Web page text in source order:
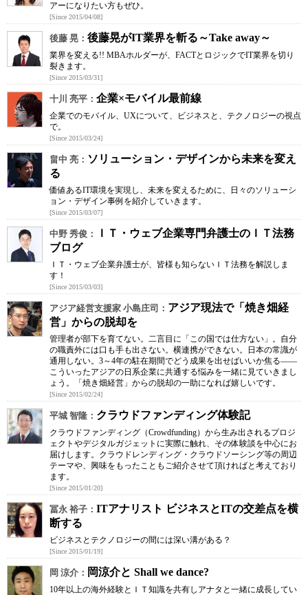
アーになりたい方もぜひ。
[Since 2015/04/08]
後藤 晃： 後藤晃がIT業界を斬る～Take away～
業界を変える!! MBAホルダーが、FACTとロジックでIT業界を切り
裂きます。
[Since 2015/03/31]
十川 亮平： 企業×モバイル最前線
企業でのモバイル、UXについて、ビジネスと、テクノロジーの視点
で。
[Since 2015/03/24]
畠中 亮： ソリューション・デザインから未来を変え
る
価値あるIT環境を実現し、未来を変えるために、日々のソリューシ
ョン・デザイン事例を紹介していきます。
[Since 2015/03/07]
中野 秀俊：
ＩＴ・ウェブ企業専門弁護士のＩＴ法務
ブログ
ＩＴ・ウェブ企業弁護士が、皆様も知らないＩＴ法務を解説しま
す！
[Since 2015/03/03]
アジア経営支援家 小島庄司： アジア現法で「焼き畑経
営」からの脱却を
管理者が部下を育てない。二言目に「この国では仕方ない」。自分
の職責外には口も手も出さない。横連携ができない。日本の常識が
通用しない。3～4年の駐在期間でどう成果を出せばいいか焦る――
こういったアジアの日系企業に共通する悩みを一緒に見ていきまし
ょう。「焼き畑経営」からの脱却の一助になれば嬉しいです。
[Since 2015/02/24]
平城 智隆： クラウドファンディング体験記
クラウドファンディング（Crowdfunding）から生み出されるプロジ
ェクトやデジタルガジェットに実際に触れ、その体験談を中心にお
届けします。クラウドレンディング・クラウドソーシング等の周辺
テーマや、興味をもったこともご紹介させて頂ければと考えており
ます。
[Since 2015/01/20]
冨永 裕子： ITアナリスト ビジネスとITの交差点を横
断する
ビジネスとテクノロジーの間には深い溝がある？
[Since 2015/01/19]
岡 涼介： 岡涼介と Shall we dance?
10年以上の海外経験とＩＴ知識を共有しアナタと一緒に成長してい